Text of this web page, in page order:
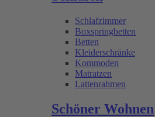
Schlafzimmer
Boxspringbetten
Betten
Kleiderschränke
Kommoden
Matratzen
Lattenrahmen
Schöner Wohnen